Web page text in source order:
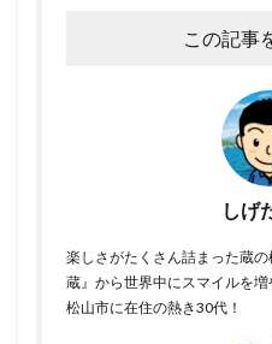
この記事
しげ
楽しさがたくさん詰まった蔵
蔵』から世界中にスマイルを
松山市に在住の熱き30代！